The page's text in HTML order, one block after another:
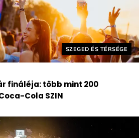
Helyszín címkék:
SZEGED ÉS TÉRSÉGE
fináléja: több mint 200
Cola SZIN